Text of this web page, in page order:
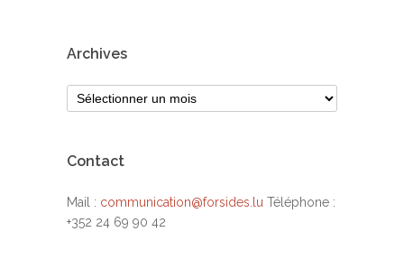
Archives
Contact
Mail : communication@forsides.lu Téléphone :
+352 24 69 90 42